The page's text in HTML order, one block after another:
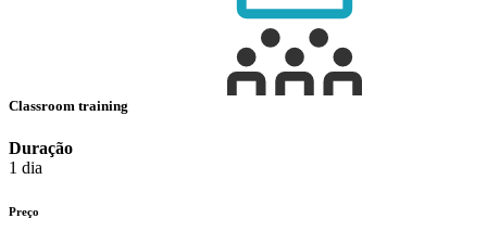
Classroom training
Duração
1 dia
Preço